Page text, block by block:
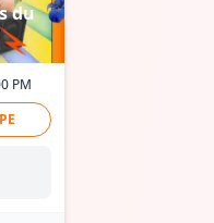
du
PM